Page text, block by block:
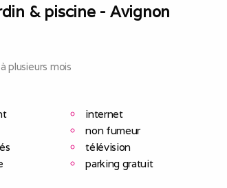
& piscine - Avignon
plusieurs mois
internet
non fumeur
télévision
parking gratuit